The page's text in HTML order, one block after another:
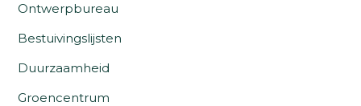
Ontwerpbureau
Bestuivingslijsten
Duurzaamheid
Groencentrum